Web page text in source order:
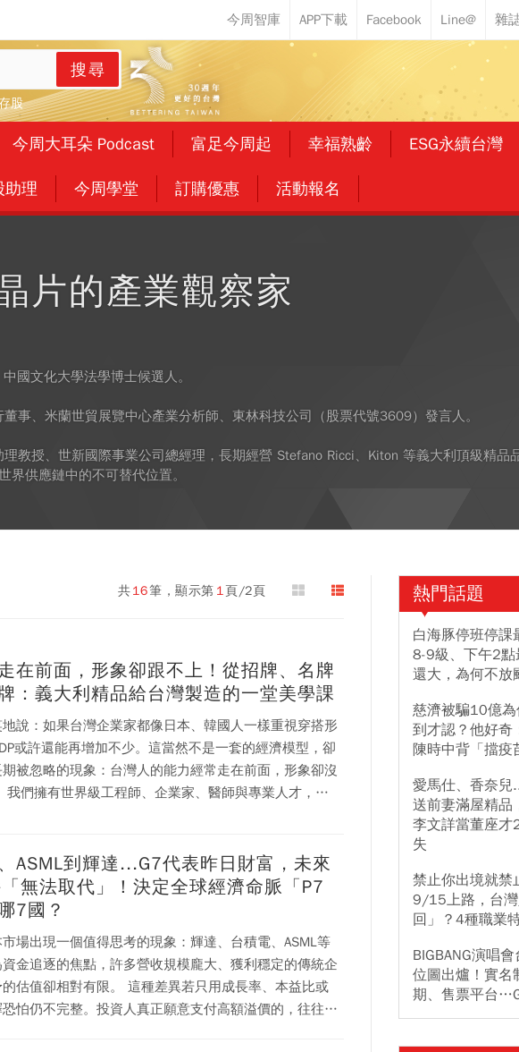
搜尋
股
今周大耳朵 Podcast 富足今周起 幸福熟齡 ESG永續台灣
助理 今周學堂 訂購優惠 活動報名
片的產業觀察家
國文化大學法學博士候選人。
事、米蘭世貿展覽中心產業分析師、東林科技公司（股票代號3609）發言人。
教授、世新國際事業公司總經理，長期經營 Stefano Ricci、Kiton 等義大利頂級精品
界供應鏈中的不可替代位置。
共16筆，顯示第 1頁/2頁
在前面，形象卻跟不上！從招牌、名牌
：義大利精品給台灣製造的一堂美學課
說：如果台灣企業家都像日本、韓國人一樣重視穿搭形
或許還能再增加不少。這當然不是一套的經濟模型，卻
被忽略的現象：台灣人的能力經常走在前面，形象卻沒
中，別人總是先看見你的形象，才有機會認識你的能
力的替代品，而是能力被理解的入口；個人如此，企業
。
ASML到輝達...G7代表昨日財富，未來
無法取代」！決定全球經濟命脈「P7
7國？
場出現一個值得思考的現象：輝達、台積電、ASML等
金追逐的焦點，許多營收規模龐大、獲利穩定的傳統企
限。 這種差異若只用成長率、本益比或
怕仍不完整。投資人真正願意支付高額溢價的，往往不
熱門話題
白海豚停班停課
8-9級、下午2
還大，為何不放
慈濟被騙10億
到才認？他好
陳時中背「擋
愛馬仕、香奈
送前妻滿屋精品
李文詳當董座才
失
禁止你出境就
9/15上路，台
回」？4種職業
BIGBANG演唱
位圖出爐！實名
期、售票平台